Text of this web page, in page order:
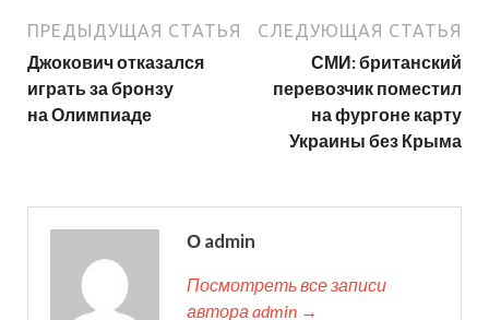
ПРЕДЫДУЩАЯ СТАТЬЯ
Джокович отказался
играть за бронзу
на Олимпиаде
СЛЕДУЮЩАЯ СТАТЬЯ
СМИ: британский
перевозчик поместил
на фургоне карту
Украины без Крыма
О admin
Посмотреть все записи
автора admin →